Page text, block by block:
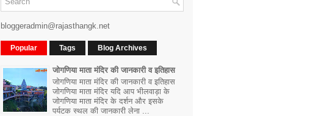
bloggeradmin@rajasthangk.net
Popular Tags Blog Archives
जोगणिया माता मंदिर की जानकारी व इतिहास
जोगणिया माता मंदिर की जानकारी व इतिहास
जोगणिया माता मंदिर यदि आप भीलवाड़ा के
जोगणिया माता मंदिर के दर्शन और इसके
पर्यटक स्थल की जानकारी लेना ...